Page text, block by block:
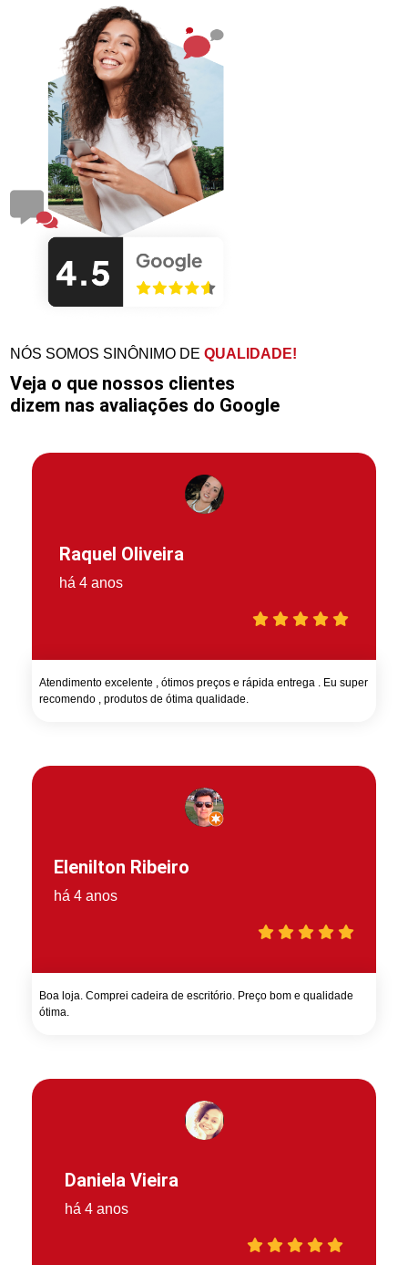
NÓS SOMOS SINÔNIMO DEQUALIDADE!
Veja o que nossos clientes
dizem nas avaliações do Google
Raquel Oliveira
há 4 anos
Atendimento excelente , ótimos preços e rápida entrega . Eu super
recomendo , produtos de ótima qualidade.
Elenilton Ribeiro
há 4 anos
Boa loja. Comprei cadeira de escritório. Preço bom e qualidade
ótima.
Daniela Vieira
há 4 anos